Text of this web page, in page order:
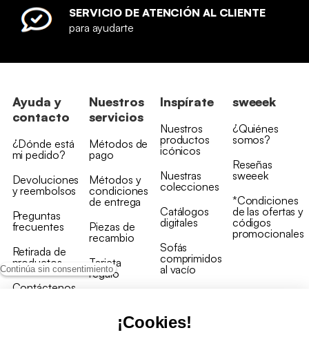
Continúa sin consentimiento
¡Cookies!
SERVICIO DE ATENCIÓN AL CLIENTE
para ayudarte
Ayuda y
contacto
¿Dónde está
mi pedido?
Devoluciones
y reembolsos
Preguntas
frecuentes
Retirada de
productos
Contáctenos
Nuestros
servicios
Métodos de
pago
Métodos y
condiciones
de entrega
Piezas de
recambio
Tarjeta
regalo
Inspírate
Nuestros
productos
icónicos
Nuestras
colecciones
Catálogos
digitales
Sofás
comprimidos
al vacío
sweeek
¿Quiénes
somos?
Reseñas
sweeek
*Condiciones
de las ofertas y
códigos
promocionales